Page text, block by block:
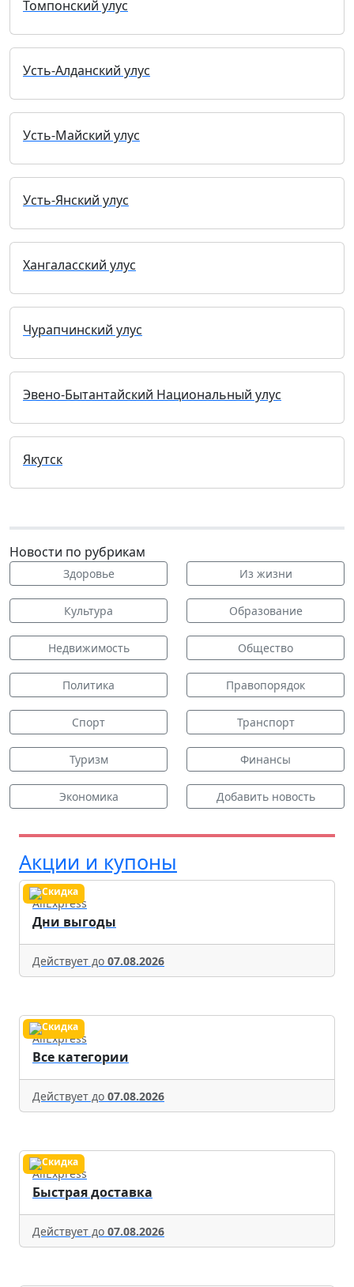
Томпонский улус
Усть-Алданский улус
Усть-Майский улус
Усть-Янский улус
Хангаласский улус
Чурапчинский улус
Эвено-Бытантайский Национальный улус
Якутск
Новости по рубрикам
Здоровье Из жизни
Культура Образование
Недвижимость Общество
Политика Правопорядок
Спорт Транспорт
Туризм Финансы
Экономика Добавить новость
Акции и купоны
AliExpress
Дни выгоды
Действует до 07.08.2026
AliExpress
Все категории
Действует до 07.08.2026
AliExpress
Быстрая доставка
Действует до 07.08.2026